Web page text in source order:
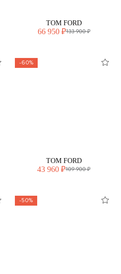
TOM FORD
66 950 ₽133 900 ₽
-60%
TOM FORD
43 960 ₽109 900 ₽
-50%